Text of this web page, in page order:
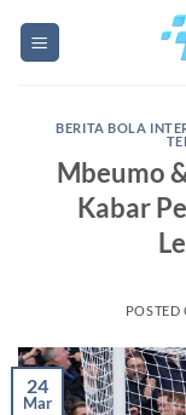
BERITA BOLA
Mbeumo
Kabar
POSTED
24
Mar